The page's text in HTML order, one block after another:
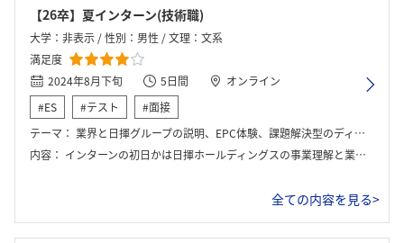
【26卒】夏インターン(技術職)
大学：非表示 / 性別：男性 / 文理：文系
満足度
2024年8月下旬
5日間
オンライン
#ES
#テスト
#面接
テーマ： 業界と日揮グループの説明、EPC体験、課題解決型のディスカッション
内容： インターンの初日かは日揮ホールディングスの事業理解と業界全体への知識を深める導入期間でした。最初に会社紹介のプレゼンテーションやビジョン共有、福利厚生や組織構造に関する説明を受け、動画やワークを交えながらEPC業界の役割や今後の課題について考察する時間が設けられました。またEPC事業の流れを模擬体験するEPCシミュレーションゲームでは、仮想プロジェクトを通じて、プロジェクト遂行の流れや部門間連携の重要性を体感しました。その後参加者それぞれが業務用PCの初期設定を行い、部署配属に向けた準備が進められました。後半はより実務に近い形での業務体験に移行し、午前中は各部門の業務内容や役割に関する説明が日替わりで行われ、参加者は複数の部署の具体的な仕事に触れることができました。午後は個々に配属された部署にて、実際の業務の一部を任される形で取り組みました。たとえばプロセス設計部門では、フロー図の作成やプロセスシミュレーターを活用した作業、設計図面のレビューなどが体験でき、エンジニアリングの現場に直結する内容でした。最終日には、自身がインターン期間中に学んだことや、今後のキャリアで実現したいビジョンについての発表を行い、社員の方々との懇親の時間もありました。
全ての内容を見る>